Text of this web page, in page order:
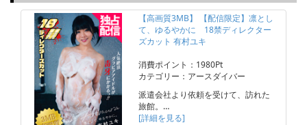
【高画質3MB】 【配信限定】凛とし
て、ゆるやかに 18禁ディレクター
ズカット 有村ユキ
消費ポイント：1980Pt
カテゴリー：アースダイバー
派遣会社より依頼を受けて、訪れた
旅館。…
[詳細を見る]